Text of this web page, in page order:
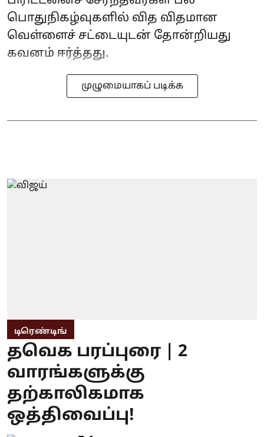
பொதுநிகழ்வுகளில் வித விதமான
வெள்ளைச் சட்டையுடன் தோன்றியது
கவனம் ஈர்த்தது.
முழுமையாகப் படிக்க
டிரெண்டிங்
தவெக பரப்புரை | 2
வாரங்களுக்கு
தற்காலிகமாக
ஒத்திவைப்பு!